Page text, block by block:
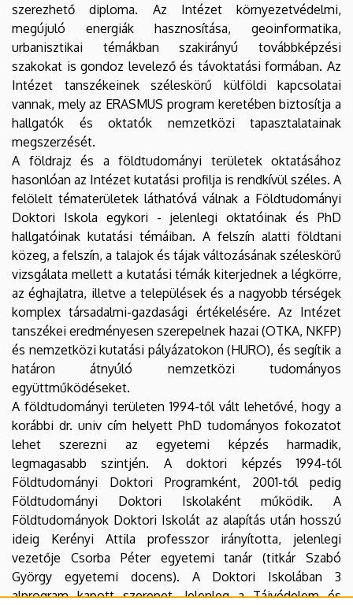
szerezhető diploma. Az Intézet környezetvédelmi,
megújuló energiák hasznosítása, geoinformatika,
urbanisztikai témákban szakirányú továbbképzési
szakokat is gondoz levelező és távoktatási formában. Az
Intézet tanszékeinek széleskörű külföldi kapcsolatai
vannak, mely az ERASMUS program keretében biztosítja a
hallgatók és oktatók nemzetközi tapasztalatainak
megszerzését.
A földrajz és a földtudományi területek oktatásához
hasonlóan az Intézet kutatási profilja is rendkívül széles. A
felölelt tématerületek láthatóvá válnak a Földtudományi
Doktori Iskola egykori - jelenlegi oktatóinak és PhD
hallgatóinak kutatási témáiban. A felszín alatti földtani
közeg, a felszín, a talajok és tájak változásának széleskörű
vizsgálata mellett a kutatási témák kiterjednek a légkörre,
az éghajlatra, illetve a települések és a nagyobb térségek
komplex társadalmi-gazdasági értékelésére. Az Intézet
tanszékei eredményesen szerepelnek hazai (OTKA, NKFP)
és nemzetközi kutatási pályázatokon (HURO), és segítik a
határon átnyúló nemzetközi tudományos
együttműködéseket.
A földtudományi területen 1994-től vált lehetővé, hogy a
korábbi dr. univ cím helyett PhD tudományos fokozatot
lehet szerezni az egyetemi képzés harmadik,
legmagasabb szintjén. A doktori képzés 1994-től
Földtudományi Doktori Programként, 2001-től pedig
Földtudományi Doktori Iskolaként működik. A
Földtudományok Doktori Iskolát az alapítás után hosszú
ideig Kerényi Attila professzor irányította, jelenlegi
vezetője Csorba Péter egyetemi tanár (titkár Szabó
György egyetemi docens). A Doktori Iskolában 3
alprogram kapott szerepet. Jelenleg a Tájvédelem és